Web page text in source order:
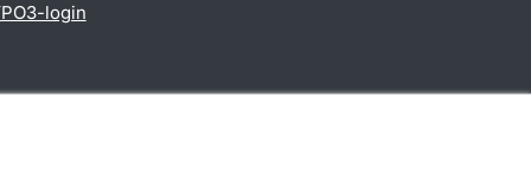
login